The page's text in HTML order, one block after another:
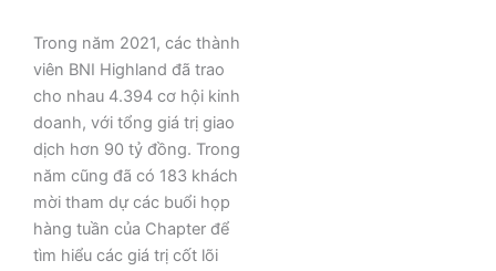
Trong năm 2021, các thành
viên BNI Highland đã trao
cho nhau 4.394 cơ hội kinh
doanh, với tổng giá trị giao
dịch hơn 90 tỷ đồng. Trong
năm cũng đã có 183 khách
mời tham dự các buổi họp
hàng tuần của Chapter để
tìm hiểu các giá trị cốt lõi